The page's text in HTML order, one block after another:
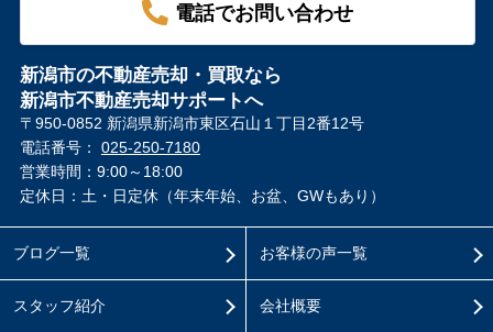
電話でお問い合わせ
新潟市の不動産売却・買取なら
新潟市不動産売却サポートへ
〒950-0852 新潟県新潟市東区石山１丁目2番12号
電話番号： 025-250-7180
営業時間：9:00～18:00
定休日：土・日定休（年末年始、お盆、GWもあり）
ブログ一覧
スタッフ紹介
お客様の声一覧
会社概要